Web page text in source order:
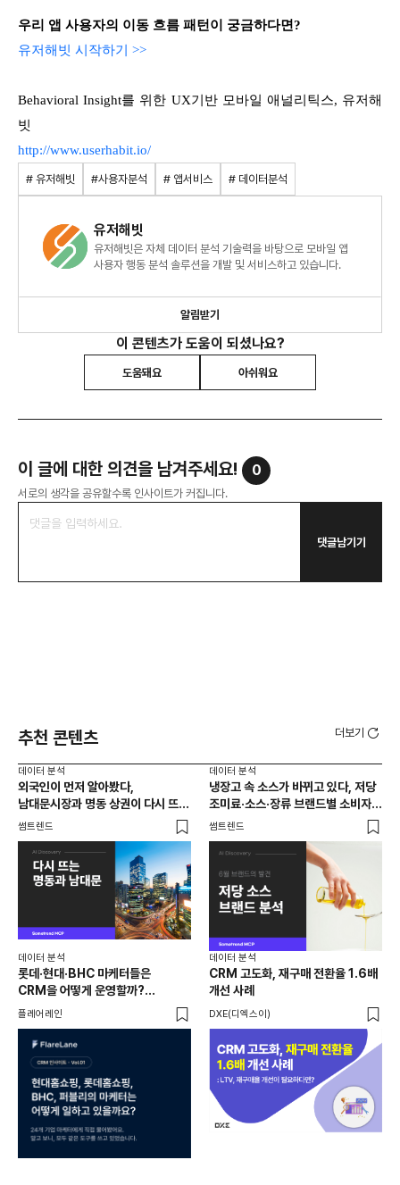
우리 앱 사용자의 이동 흐름 패턴이 궁금하다면?
유저해빗 시작하기 >>
Behavioral Insight를 위한 UX기반 모바일 애널리틱스, 유저해
빗
http://www.userhabit.io/
# 유저해빗 #사용자분석 # 앱서비스 # 데이터분석
유저해빗
유저해빗은 자체 데이터 분석 기술력을 바탕으로 모바일 앱
사용자 행동 분석 솔루션을 개발 및 서비스하고 있습니다.
알림받기
이 콘텐츠가 도움이 되셨나요?
도움돼요 아쉬워요
이 글에 대한 의견을 남겨주세요! 0
서로의 생각을 공유할수록 인사이트가 커집니다.
댓글남기기
추천 콘텐츠 더보기
데이터 분석
외국인이 먼저 알아봤다,
남대문시장과 명동 상권이 다시 뜨는
이유는 뭘까
썸트렌드
데이터 분석
냉장고 속 소스가 바뀌고 있다, 저당
조미료·소스·장류 브랜드별 소비자
반응 분석
썸트렌드
데이터 분석
롯데·현대·BHC 마케터들은
CRM을 어떻게 운영할까?
24개사가 직접 답한 마케팅 자동화
플레어레인
데이터 분석
CRM 고도화, 재구매 전환율 1.6배
개선 사례
DXE(디엑스이)